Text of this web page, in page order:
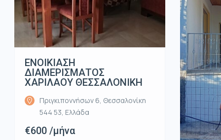
ΕΝΟΙΚΙΑΣΗ
ΔΙΑΜΕΡΙΣΜΑΤΟΣ
ΧΑΡΙΛΑΟΥ ΘΕΣΣΑΛΟΝΙΚΗ
Πριγκιποννήσων 6, Θεσσαλονίκη
544 53, Ελλάδα
€600 /μήνα